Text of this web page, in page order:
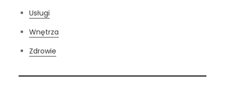
Usługi
Wnętrza
Zdrowie